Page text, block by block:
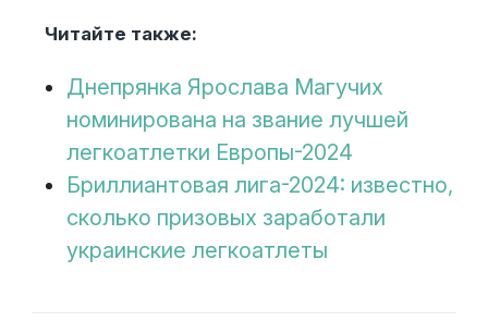
Читайте также:
Днепрянка Ярослава Магучих
номинирована на звание лучшей
легкоатлетки Европы-2024
Бриллиантовая лига-2024: известно,
сколько призовых заработали
украинские легкоатлеты